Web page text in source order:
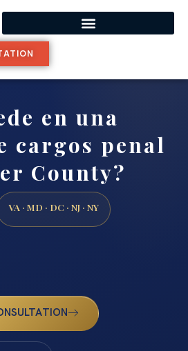
en una
cargos penal
County?
VA · MD · DC · NJ · NY